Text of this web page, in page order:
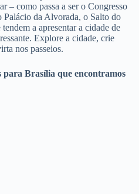
– como passa a ser o Congresso
da Alvorada, o Salto do
a apresentar a cidade de
Explore a cidade, crie
nos passeios.
para Brasília que encontramos